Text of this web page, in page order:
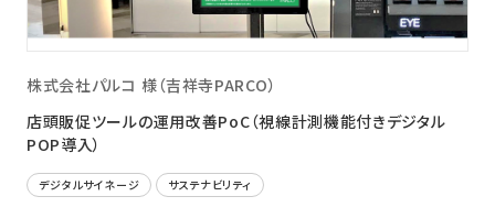
株式会社パルコ 様（吉祥寺PARCO）
店頭販促ツールの運用改善PoC（視線計測機能付きデジタル
POP導入）
デジタルサイネージ サステナビリティ